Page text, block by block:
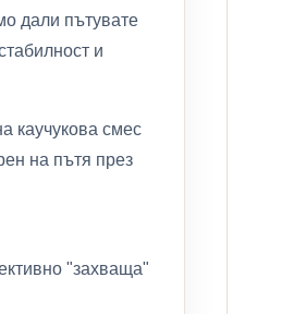
дали пътувате
и
каучукова смес
на пътя през
"захваща"